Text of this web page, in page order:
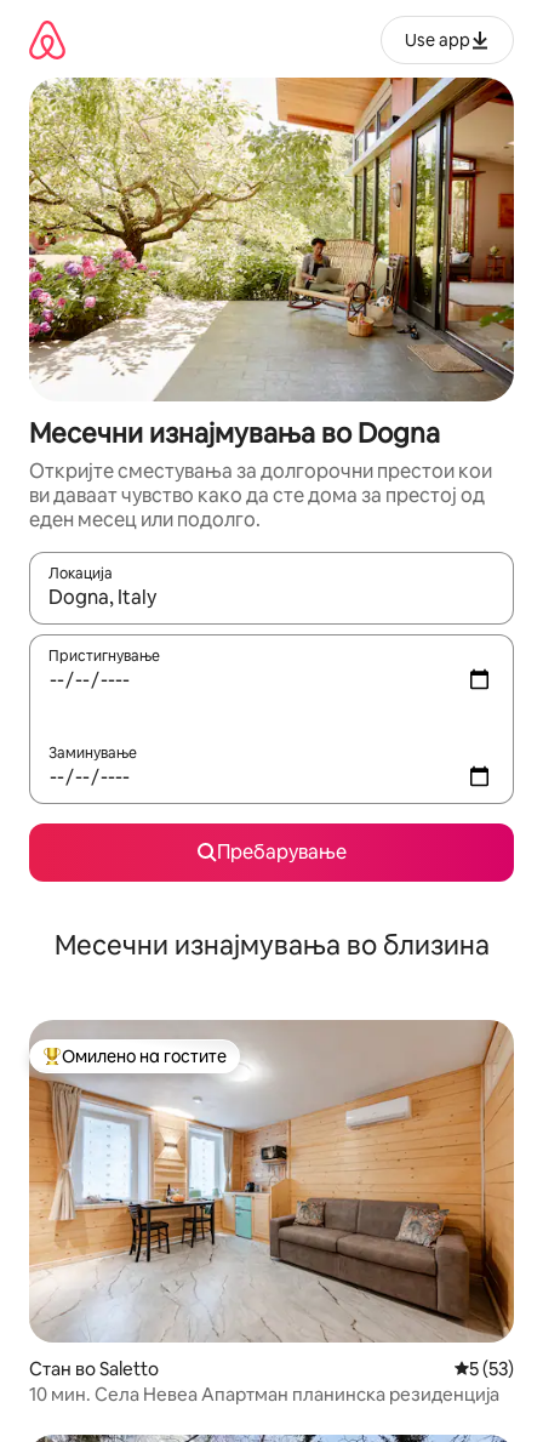
содржина
Use app
Месечни изнајмувања во Dogna
Откријте сместувања за долгорочни престои кои
ви даваат чувство како да сте дома за престој од
еден месец или подолго.
Локација
Кога резултатите се достапни, движете се со копчињата
Пристигнување
Заминување
Пребарување
Месечни изнајмувања во близина
Меѓу најуспешните „Омилени на гостите“
Омилено на гостите
Стан во Saletto Просечна
5 (53)
10 мин. Села Невеа Апартман планинска резиденција